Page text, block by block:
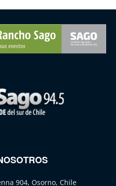
904, Osorno, Chile